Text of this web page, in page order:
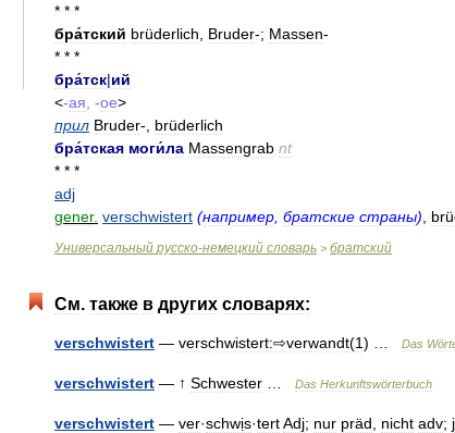
* * *
бра́тский brüderlich Bruder-; Massen-
* * *
бра́тск|ий
<-ая , -ое>
прил Bruder-, brüderlich
бра́тская моги́ла Massengrab nt
* * *
adj
gener. verschwistert (например братские страны)
Универсальный русско-немецкий словарь > братский
См. также в других словарях:
verschwistert — verschwistert:⇨verwandt(1) … Das
verschwistert — ↑ Schwester Das Herkunftswörterbuch
verschwistert — ver·schwịs·tertAdj; nur präd nicht adv;